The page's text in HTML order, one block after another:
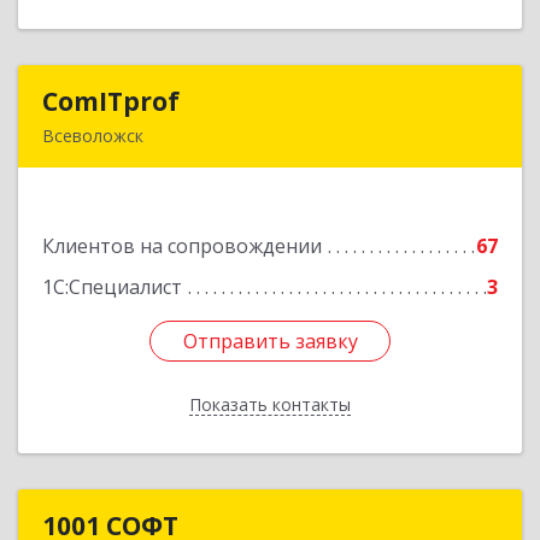
ComITprof
Всеволожск
Клиентов на сопровождении
67
1С:Специалист
3
Отправить заявку
Показать контакты
Подробнее
Отправить заявку
Назад
1001 СОФТ